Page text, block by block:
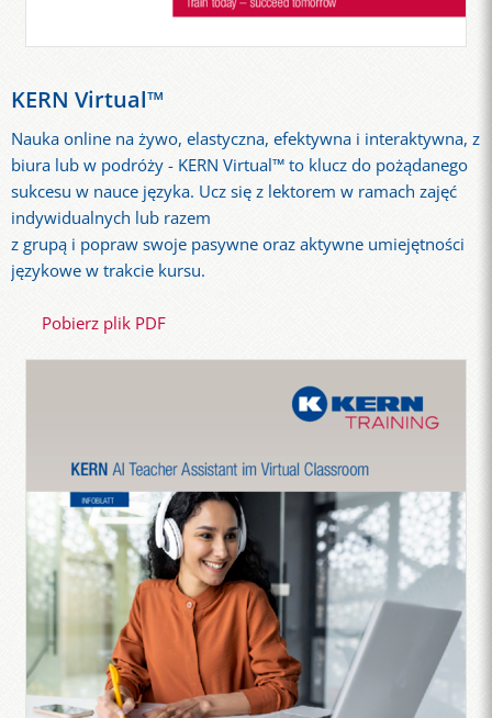
KERN Virtual™
Nauka online na żywo, elastyczna, efektywna i interaktywna, z
biura lub w podróży - KERN Virtual™ to klucz do pożądanego
sukcesu w nauce języka. Ucz się z lektorem w ramach zajęć
indywidualnych lub razem
z grupą i popraw swoje pasywne oraz aktywne umiejętności
językowe w trakcie kursu.
Pobierz plik PDF